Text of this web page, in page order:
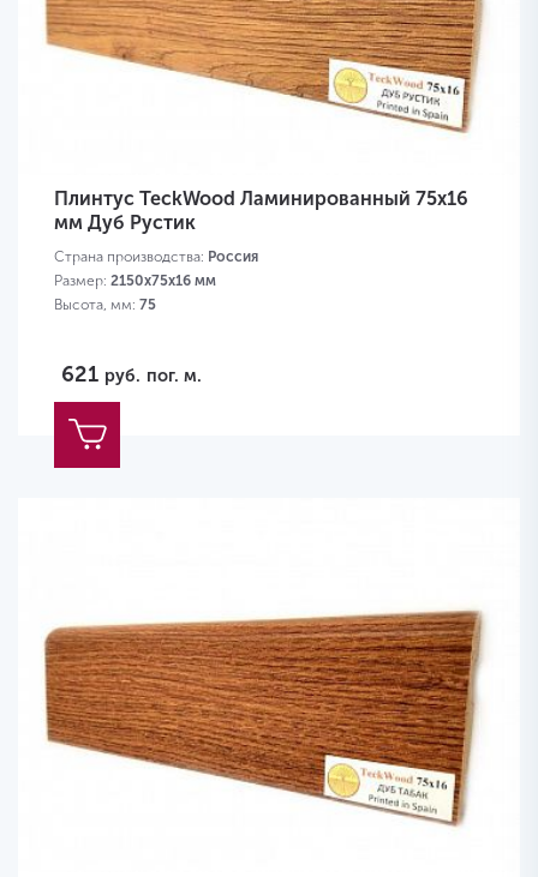
Плинтус TeckWood Ламинированный 75х16
мм Дуб Рустик
Страна производства: Россия
Размер: 2150х75х16 мм
Высота, мм: 75
621 руб. пог. м.